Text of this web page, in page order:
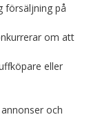
försäljning på
om att
eller
och